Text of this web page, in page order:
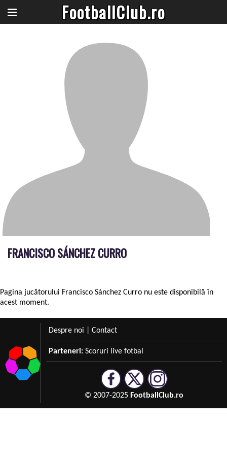
FootballClub.ro
FRANCISCO SÁNCHEZ CURRO
Pagina jucătorului Francisco Sánchez Curro nu este disponibilă în
acest moment.
Despre noi Contact
Parteneri: Scoruri live fotbal
© 2007-2025 FootballClub.ro